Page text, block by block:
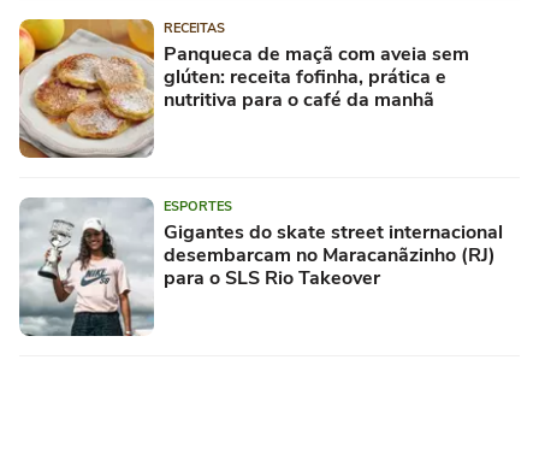
RECEITAS
Panqueca de maçã com aveia sem
glúten: receita fofinha, prática e
nutritiva para o café da manhã
ESPORTES
Gigantes do skate street internacional
desembarcam no Maracanãzinho (RJ)
para o SLS Rio Takeover